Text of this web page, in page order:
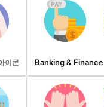
이콘 Banking & Finance